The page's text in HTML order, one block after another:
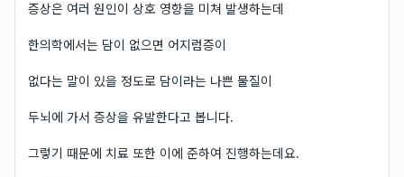
증상은 여러 원인이 상호 영향을 미쳐 발생하는데
한의학에서는 담이 없으면 어지럼증이
없다는 말이 있을 정도로 담이라는 나쁜 물질이
두뇌에 가서 증상을 유발한다고 봅니다.
그렇기 때문에 치료 또한 이에 준하여 진행하는데요.